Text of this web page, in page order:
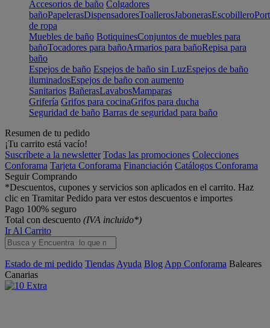
Accesorios de baño Colgadores
bañoPapelerasDispensadoresToallerosJabonerasEscobillero
de ropa
Muebles de baño BotiquinesConjuntos de muebles para
bañoTocadores para bañoArmarios para bañoRepisa para
baño
Espejos de baño Espejos de baño sin LuzEspejos de baño
iluminadosEspejos de baño con aumento
Sanitarios BañerasLavabosMamparas
Grifería Grifos para cocinaGrifos para ducha
Seguridad de baño Barras de seguridad para baño
Resumen de tu pedido
¡Tu carrito está vacío!
Suscríbete a la newsletter Todas las promociones Colecciones
Conforama Tarjeta Conforama Financiación Catálogos Conforama
Seguir Comprando
*Descuentos, cupones y servicios son aplicados en el carrito. Haz
clic en Tramitar Pedido para ver estos descuentos e importes
Pago 100% seguro
Total con descuento (IVA incluido*)
Ir Al Carrito
Estado de mi pedido Tiendas Ayuda Blog App Conforama Baleares
Canarias